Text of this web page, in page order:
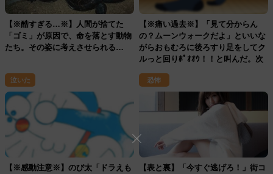
【※酷すぎる…※】人間が捨てた
「ゴミ」が原因で、命を落とす動物
たち。その姿に考えさせられる…
【※痛い過去※】「見て分からん
の？ムーンウォークだよ」といいな
がらおもむろに後ろすり足をしてク
ルっと回りﾎﾟｵｵｳ！！と叫んだ。次
泣いた
【※感動注意※】のび太「ドラえも
恐怖
【表と裏】「今すぐ逃げろ！」街コ